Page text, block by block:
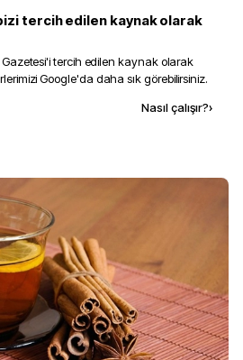
tercih edilen kaynak olarak
'i tercih edilen kaynak olarak
Google'da daha sık görebilirsiniz.
Nasıl çalışır?›